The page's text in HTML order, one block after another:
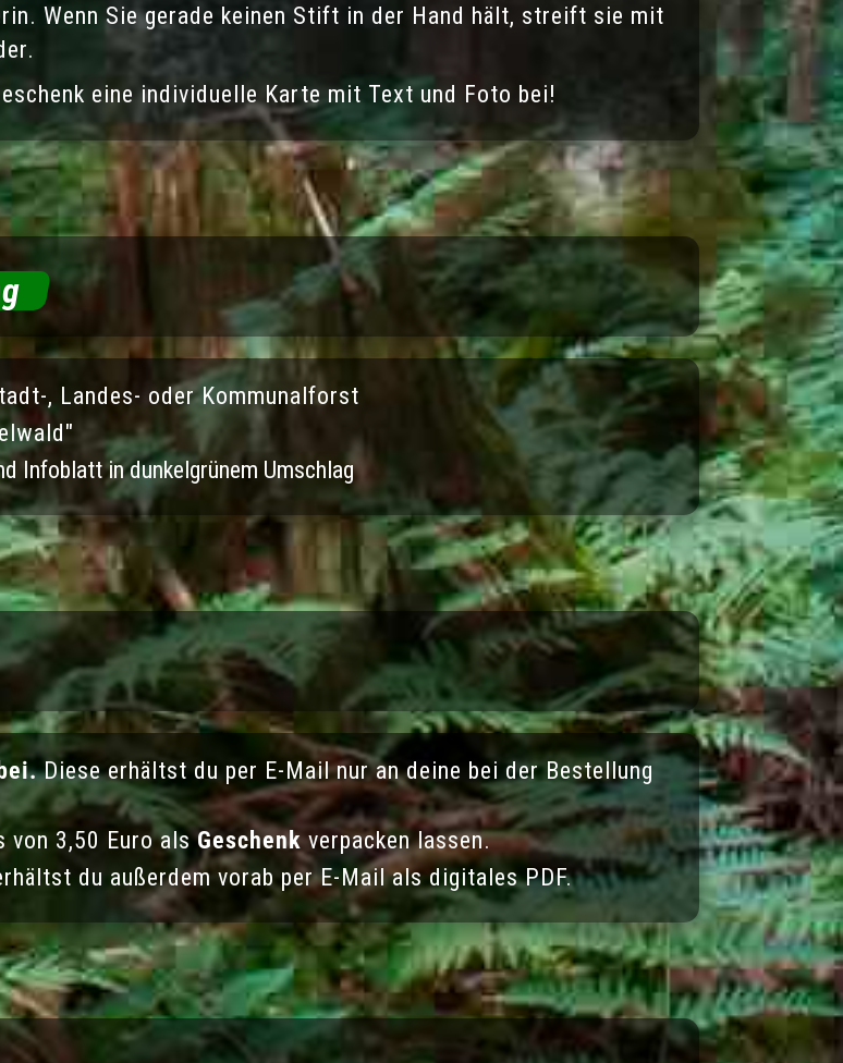
Wenn Sie gerade keinen Stift in der Hand hält, streift sie mit
eine individuelle Karte mit Text und Foto bei!
, Landes- oder Kommunalforst
Infoblatt in dunkelgrünem Umschlag
Diese erhältst du per E-Mail nur an deine bei der Bestellung
von 3,50 Euro alsGeschenk verpacken lassen.
du außerdem vorab per E-Mail als digitales PDF.